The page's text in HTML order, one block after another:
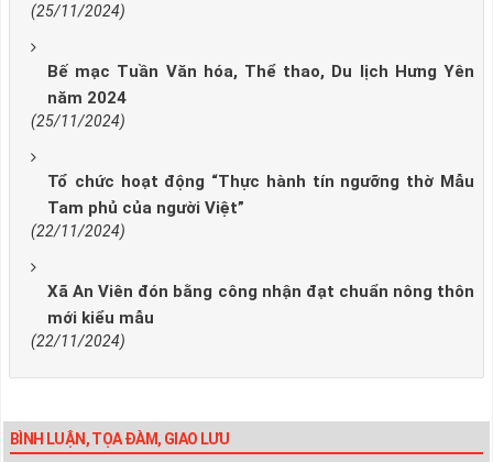
(25/11/2024)
Bế mạc Tuần Văn hóa, Thể thao, Du lịch Hưng Yên
năm 2024
(25/11/2024)
Tổ chức hoạt động “Thực hành tín ngưỡng thờ Mẫu
Tam phủ của người Việt”
(22/11/2024)
Xã An Viên đón bằng công nhận đạt chuẩn nông thôn
mới kiểu mẫu
(22/11/2024)
BÌNH LUẬN, TỌA ĐÀM, GIAO LƯU